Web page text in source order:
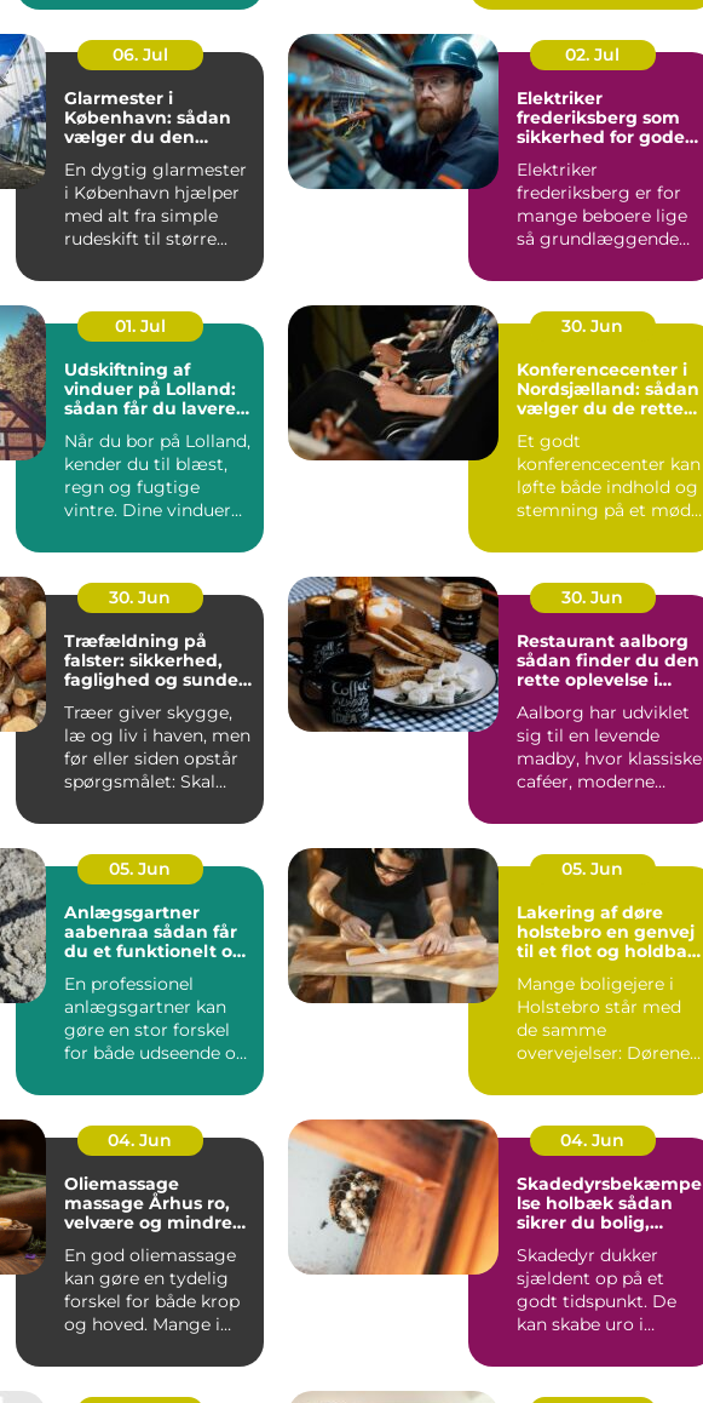
06. Jul
Glarmester i
København: sådan
vælger du den
En dygtig glarmester
i København hjælper
med alt fra simple
rudeskift til større...
02. Jul
Elektriker
frederiksberg som
sikkerhed for gode
Elektriker
frederiksberg er for
mange beboere lige
så grundlæggende
varmekilder og...
01. Jul
Udskiftning af
vinduer på Lolland:
sådan får du lavere
Når du bor på Lolland,
kender du til blæst,
regn og fugtige
vintre. Dine vinduer
30. Jun
Konferencecenter i
Nordsjælland: sådan
vælger du de rette
Et godt
konferencecenter kan
løfte både indhold og
stemning på et møde.
30. Jun
Træfældning på
falster: sikkerhed,
faglighed og sunde
Træer giver skygge,
læ og liv i haven, men
før eller siden opstår
spørgsmålet: Skal
30. Jun
Restaurant aalborg
sådan finder du den
rette oplevelse i
Aalborg har udviklet
sig til en levende
madby, hvor klassiske
caféer, moderne
specialise...
05. Jun
Anlægsgartner
aabenraa sådan får
du et funktionelt og
En professionel
anlægsgartner kan
gøre en stor forskel
for både udseende og
Mange ...
05. Jun
Lakering af døre
holstebro en genvej
til et flot og holdbart
Mange boligejere i
Holstebro står med
de samme
overvejelser: Dørene
umoderne, o...
04. Jun
Oliemassage
massage Århus ro,
velvære og mindre
En god oliemassage
kan gøre en tydelig
forskel for både krop
og hoved. Mange i
massage ...
04. Jun
Skadedyrsbekæmpe
lse holbæk sådan
sikrer du bolig,
Skadedyr dukker
sjældent op på et
godt tidspunkt. De
kan skabe uro i
skader på ...